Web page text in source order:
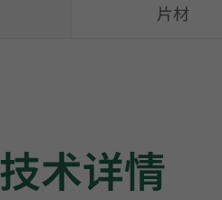
片材
术详情